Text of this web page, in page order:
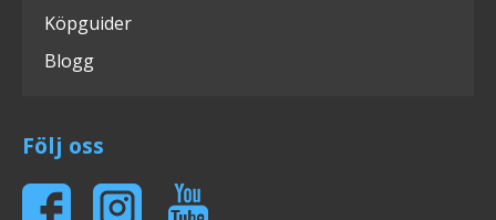
Köpguider
Blogg
Följ oss